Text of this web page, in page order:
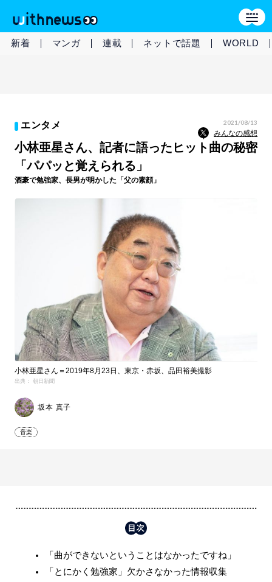
新着 マンガ 連載 ネットで話題 WORLD
エンタメ 2021/08/13
みんなの感想
小林亜星さん、記者に語ったヒット曲の秘密
「パパッと覚えられる」
酒豪で勉強家、長男が明かした「父の素顔」
小林亜星さん＝2019年8月23日、東京・赤坂、品田裕美撮影
出典： 朝日新聞
坂本 真子
音楽
「曲ができないということはなかったですね」
「とにかく勉強家」欠かさなかった情報収集